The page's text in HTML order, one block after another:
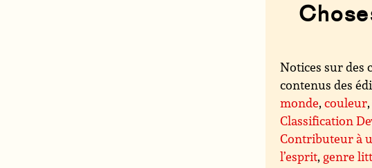
Notices sur des
contenus des
monde,couleur
Classification
Contributeur à
l’esprit, genre